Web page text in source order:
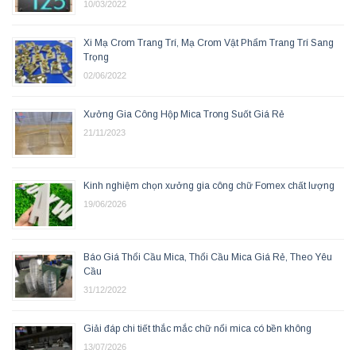
10/03/2022
Xi Mạ Crom Trang Trí, Mạ Crom Vật Phẩm Trang Trí Sang
Trọng
02/06/2022
Xưởng Gia Công Hộp Mica Trong Suốt Giá Rẻ
21/11/2023
Kinh nghiệm chọn xưởng gia công chữ Fomex chất lượng
19/06/2026
Báo Giá Thổi Cầu Mica, Thổi Cầu Mica Giá Rẻ, Theo Yêu
Cầu
31/12/2022
Giải đáp chi tiết thắc mắc chữ nổi mica có bền không
13/07/2026